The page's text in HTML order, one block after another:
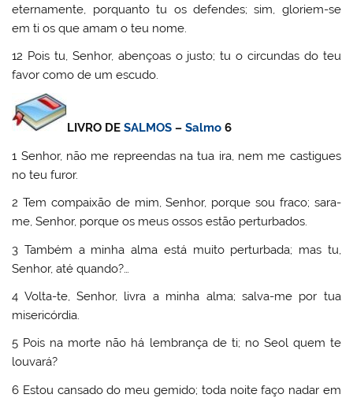
eternamente, porquanto tu os defendes; sim, gloriem-se
em ti os que amam o teu nome.
12 Pois tu, Senhor, abençoas o justo; tu o circundas do teu
favor como de um escudo.
LIVRO DESALMOS –Salmo 6
1 Senhor, não me repreendas na tua ira, nem me castigues
no teu furor.
2 Tem compaixão de mim, Senhor, porque sou fraco; sara-
me, Senhor, porque os meus ossos estão perturbados.
3 Também a minha alma está muito perturbada; mas tu,
Senhor, até quando?…
4 Volta-te, Senhor, livra a minha alma; salva-me por tua
misericórdia.
5 Pois na morte não há lembrança de ti; no Seol quem te
louvará?
6 Estou cansado do meu gemido; toda noite faço nadar em